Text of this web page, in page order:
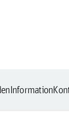
Information